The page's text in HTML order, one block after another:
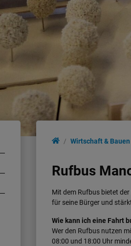
Wirtschaft & Bauen
Rufbus
Mit dem Rufbus bietet
für seine Bürger und
Wie kann ich eine Fahrt
Wer den Rufbus nutzen
08:00 und 18:00 Uhr